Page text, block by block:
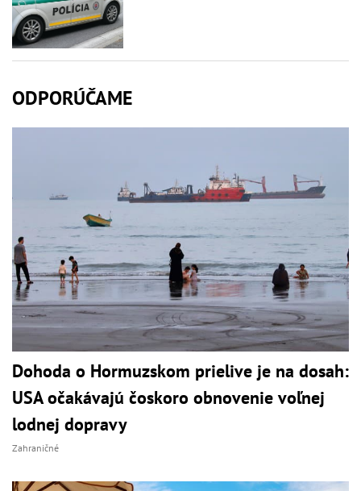
ODPORÚČAME
Dohoda o Hormuzskom prielive je na dosah:
USA očakávajú čoskoro obnovenie voľnej
lodnej dopravy
Zahraničné